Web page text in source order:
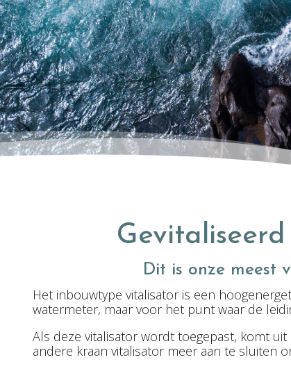
Dit is onze meest
Het inbouwtype vitalisator is een
watermeter, maar voor het punt waar de
Als deze vitalisator wordt toegepast, komt
andere kraan vitalisator meer aan te sluiten